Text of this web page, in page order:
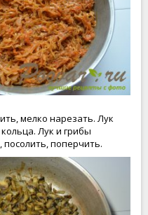
мелко нарезать. Лук
Лук и грибы
поперчить.